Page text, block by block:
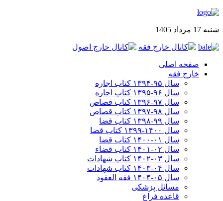
شنبه 17 مرداد 1405
صفحه اصلی
خارج فقه
سال ۹۵-۱۳۹۴ کتاب اجاره
سال ۹۶-۱۳۹۵ کتاب اجاره
سال ۹۷-۱۳۹۶ کتاب قصاص
سال ۹۸-۱۳۹۷ کتاب قصاص
سال ۹۹-۱۳۹۸‍ کتاب قضا
سال ۱۴۰۰-۱۳۹۹ کتاب قضا
سال ۰۱-۱۴۰۰ کتاب قضا
سال ۰۲-۱۴۰۱ کتاب قضاء
سال ۰۳-۱۴۰۲ کتاب شهادات
سال ۰۴-۱۴۰۳ کتاب شهادات
سال ۰۵-۱۴۰۴ فقه العقود
مسائل پزشکی
قاعده فراغ